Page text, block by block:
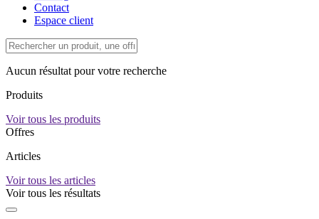
Contact
Espace client
Aucun résultat pour votre recherche
Produits
Voir tous les produits
Offres
Articles
Voir tous les articles
Voir tous les résultats